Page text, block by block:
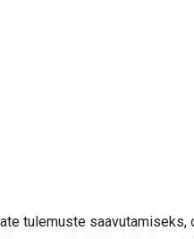
tulemuste saavutamiseks,